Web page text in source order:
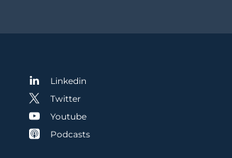
Linkedin
Twitter
Youtube
Podcasts